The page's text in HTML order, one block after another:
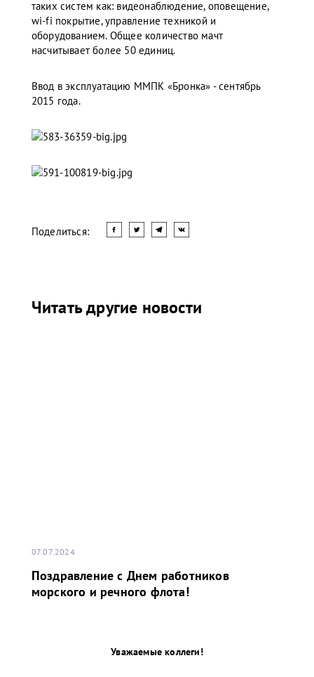
таких систем как: видеонаблюдение, оповещение,
wi-fi покрытие, управление техникой и
оборудованием. Общее количество мачт
насчитывает более 50 единиц.
Ввод в эксплуатацию ММПК «Бронка» - сентябрь
2015 года.
Поделиться:
Читать другие новости
07.07.2024
Поздравление с Днем работников
морского и речного флота!
Уважаемые коллеги!